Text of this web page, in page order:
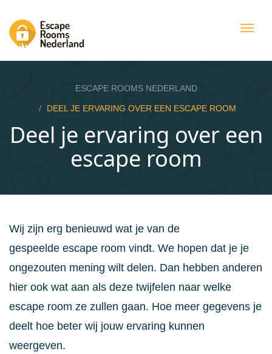
ESCAPE ROOMS NEDERLAND
DEEL JE ERVARING OVER EEN ESCAPE ROOM
Deel je ervaring over een
escape room
Wij zijn erg benieuwd wat je van de
gespeelde escape room vindt. We hopen dat je je
ongezouten mening wilt delen. Dan hebben anderen
hier ook wat aan als deze twijfelen naar welke
escape room ze zullen gaan. Hoe meer gegevens je
deelt hoe beter wij jouw ervaring kunnen
weergeven.